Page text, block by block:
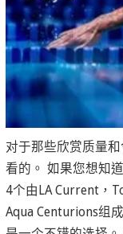
对于那些欣赏质量
看的。 如果您想知
4个由LA Current，
Aqua Centurions组